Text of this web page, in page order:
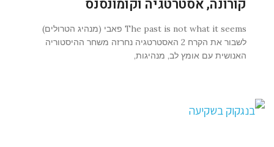
קורונה, אסטרטגיה וקומונסנס
The past is not what it seems פאבי (מנהיג הטרולים)
לשבור את הקרח 2 האסטרטגיה נחרזה משחר ההיסטוריה
האנושית עם אומץ לב, מנהיגות,